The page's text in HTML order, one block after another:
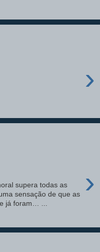
›
›
supera todas as
sensação de que as
já foram… ...